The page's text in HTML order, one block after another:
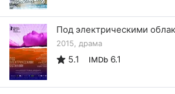
Под электрическими
2015, драма
5.1 IMDb 6.1